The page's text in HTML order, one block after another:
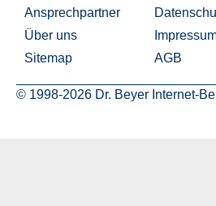
Ansprechpartner
Über uns
Sitemap
AGB
© 1998-2026 Dr. Beyer Internet-